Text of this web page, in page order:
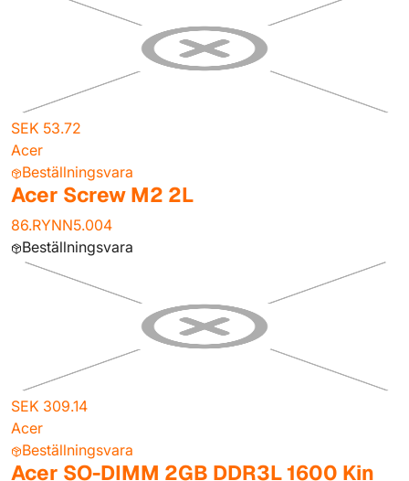
SEK 53.72
Acer
Beställningsvara
Acer Screw M2 2L
86.RYNN5.004
Beställningsvara
SEK 309.14
Acer
Beställningsvara
Acer SO-DIMM 2GB DDR3L 1600 Kin